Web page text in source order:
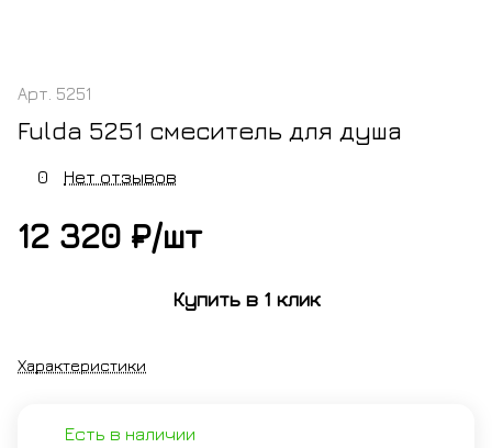
Арт. 5251
Fulda 5251 смеситель для душа
0 Нет отзывов
12 320 ₽/шт
Купить в 1 клик
Характеристики
Есть в наличии